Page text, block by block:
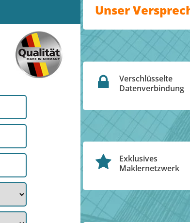
Unser
Verschlüsselte
Datenverbindung
Exklusives
Maklernetzwerk